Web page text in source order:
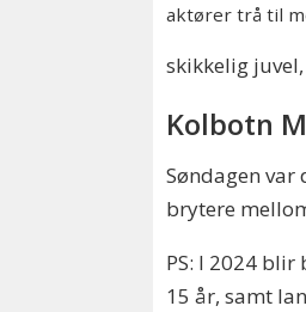
aktører trå til
skikkelig
Kolbotn
Søndagen
brytere
PS: I 2024
15 år, samt